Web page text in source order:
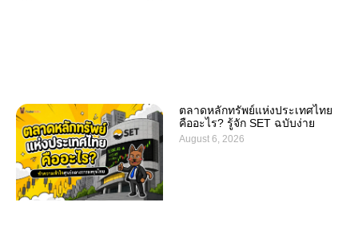
ตลาดหลักทรัพย์แห่งประเทศไทย
คืออะไร? รู้จัก SET ฉบับง่าย
August 6, 2026